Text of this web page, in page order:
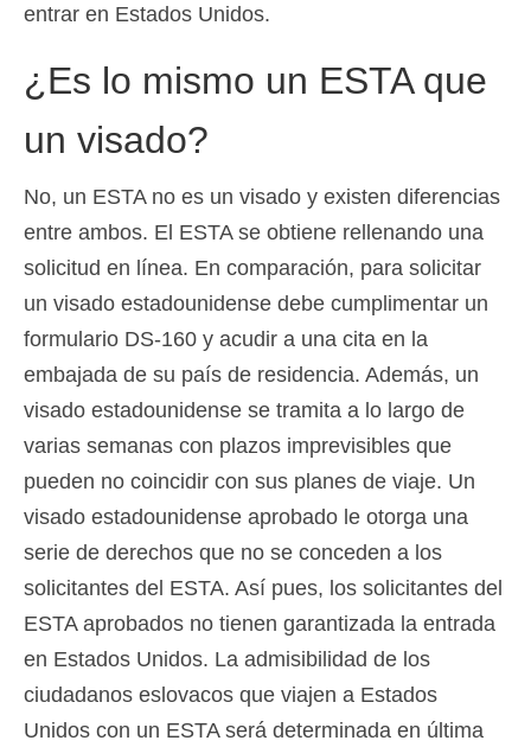
entrar en Estados Unidos.
¿Es lo mismo un ESTA que
un visado?
No, un ESTA no es un visado y existen diferencias
entre ambos. El ESTA se obtiene rellenando una
solicitud en línea. En comparación, para solicitar
un visado estadounidense debe cumplimentar un
formulario DS-160 y acudir a una cita en la
embajada de su país de residencia. Además, un
visado estadounidense se tramita a lo largo de
varias semanas con plazos imprevisibles que
pueden no coincidir con sus planes de viaje. Un
visado estadounidense aprobado le otorga una
serie de derechos que no se conceden a los
solicitantes del ESTA. Así pues, los solicitantes del
ESTA aprobados no tienen garantizada la entrada
en Estados Unidos. La admisibilidad de los
ciudadanos eslovacos que viajen a Estados
Unidos con un ESTA será determinada en última